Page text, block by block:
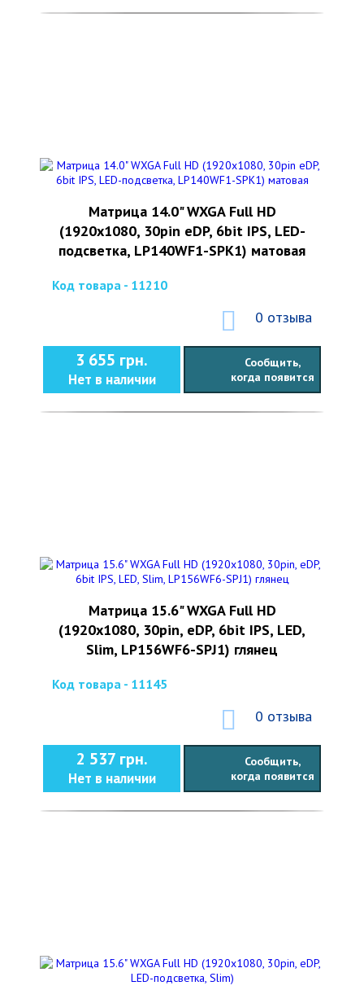
Матрица 14.0" WXGA Full HD
(1920х1080, 30pin eDP, 6bit IPS, LED-
подсветка, LP140WF1-SPK1) матовая
Код товара - 11210
0 отзыва
3 655 грн.
Нет в наличии
Сообщить,
когда появится
Матрица 15.6" WXGA Full HD
(1920x1080, 30pin, eDP, 6bit IPS, LED,
Slim, LP156WF6-SPJ1) глянец
Код товара - 11145
0 отзыва
2 537 грн.
Нет в наличии
Сообщить,
когда появится